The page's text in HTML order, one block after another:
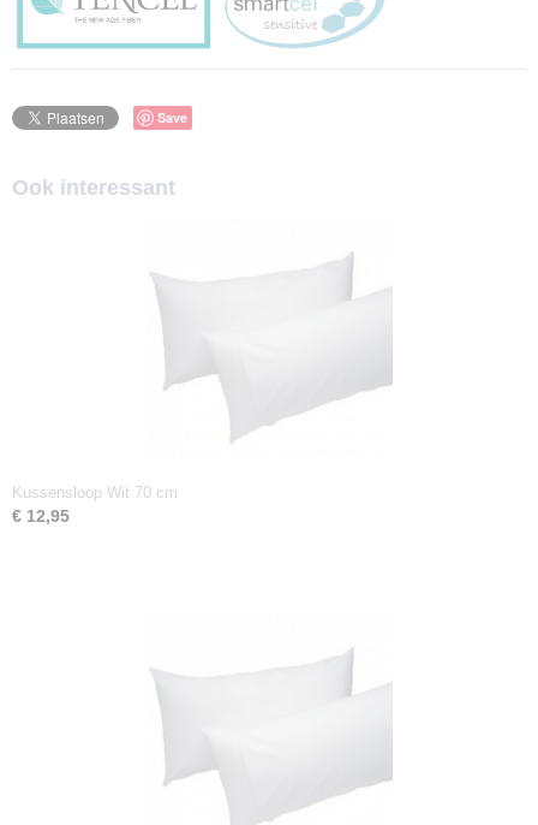
Save
Ook interessant
Kussensloop Wit 70 cm
€ 12,95